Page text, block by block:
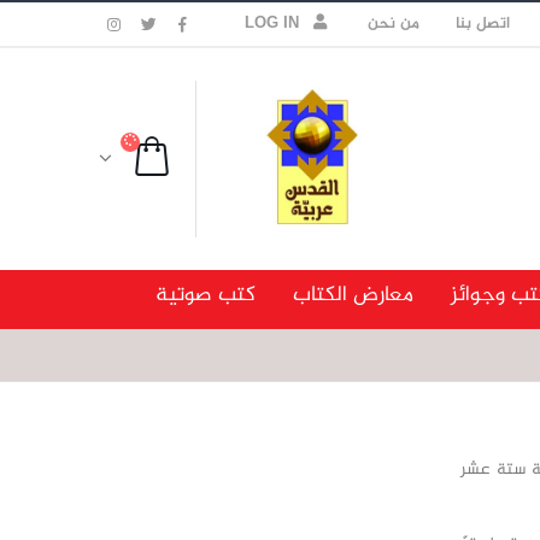
اتصل بنا من نحن LOG IN
وجوائز معارض الكتاب كتب صوتية
والبالغة ستة عشر